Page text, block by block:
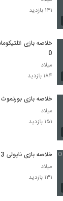
۱۴۱ بازدید
0
میلاد
۱۸۴ بازدید
خلاصه بازی بورنموث 1 - نیوکسل 1
میلاد
۱۵۱ بازدید
خلاصه بازی ناپولی 3 - بولونیا 0
میلاد
۱۳۱ بازدید